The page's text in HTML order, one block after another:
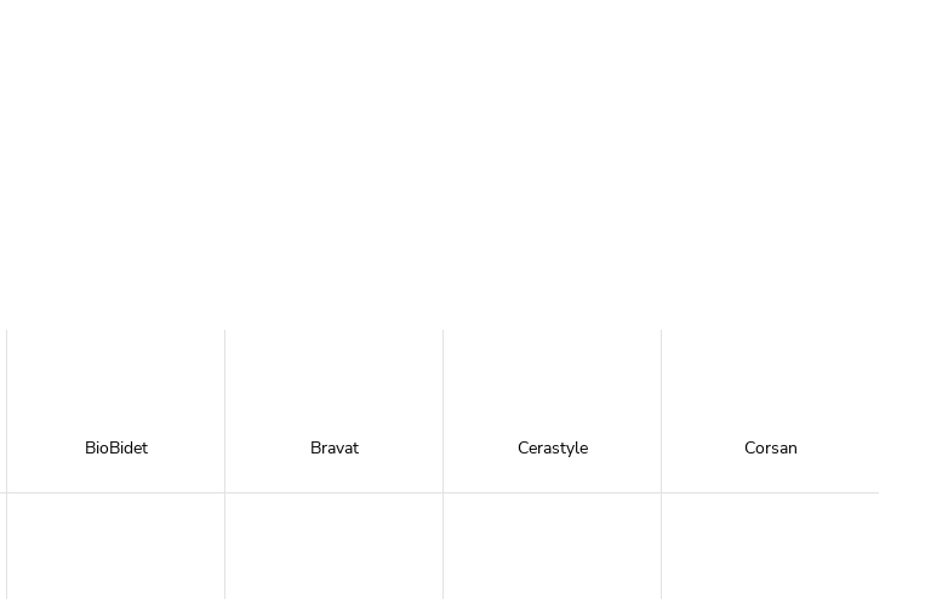
BioBidet Bravat Cerastyle Corsan